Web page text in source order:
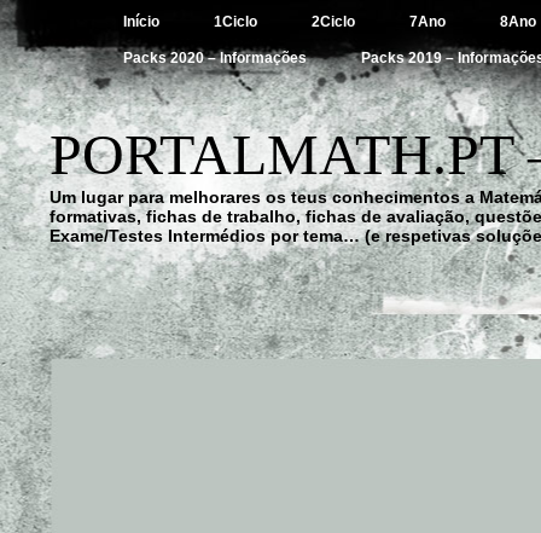
Início 1Ciclo 2Ciclo 7Ano 8Ano
Packs 2020 – Informações Packs 2019 –
Um lugar para melhorares os teus conhecimentos a
formativas, fichas de trabalho, fichas de avaliação,
Exame/Testes Intermédios por tema… (e respetivas